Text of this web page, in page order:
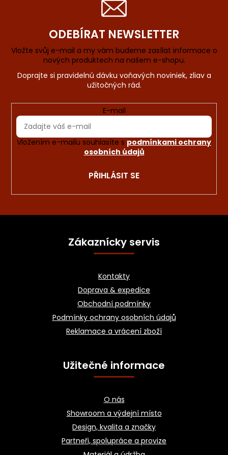
ODEBÍRAT NEWSLETTER
Vložte svůj e-mail a my vám budeme zasílat informace o
nových produktech na našem e-shopu.
E-mail
Vložením e-mailu souhlasíte s podmínkami ochrany
osobních údajů
PŘIHLÁSIT SE
Zákaznícky servis
Kontakty
Doprava & expedice
Obchodní podmínky
Podmínky ochrany osobních údajů
Reklamace a vrácení zboží
Užitečné informace
O nás
Showroom a výdejní místo
Design, kvalita a značky
Partneři, spolupráce a provize